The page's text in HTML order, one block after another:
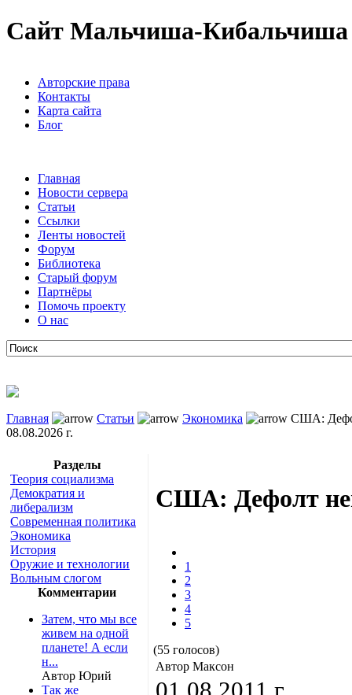
Сайт Мальчиша-Кибальчиша
Авторские права
Контакты
Карта сайта
Блог
Главная
Новости сервера
Статьи
Ссылки
Ленты новостей
Форум
Библиотека
Старый форум
Партнёры
Помочь проекту
О нас
Главная Статьи Экономика
США:
08.08.2026 г.
Разделы
Теория социализма
Демократия и
либерализм
Современная политика
Экономика
История
Оружие и технологии
Вольным слогом
Комментарии
Затем, что мы все
живем на одной
планете! А если
н...
Автор Юрий
Так же
США: Дефолт
1
2
3
4
5
(55 голосов)
Автор Максон